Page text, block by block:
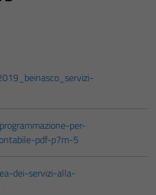
per-
pdf-p7m-5
dei-servizi-alla-